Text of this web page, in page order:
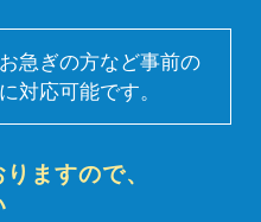
急ぎの方など事前の
対応可能です。
ますので、